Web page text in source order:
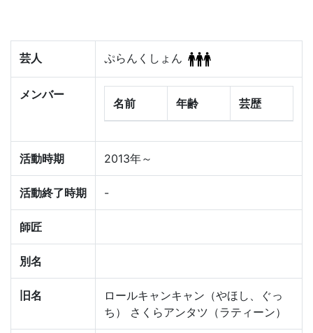
芸人 ぷらんくしょん
メンバー
名前 年齢 芸歴
活動時期 2013年～
活動終了時期 -
師匠
別名
旧名
ロールキャンキャン（やほし、ぐっ
ち） さくらアンタツ（ラティーン）